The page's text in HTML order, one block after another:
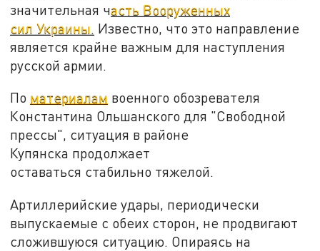
значительная часть Вооруженных
сил Украины. Известно, что это направление
является крайне важным для наступления
русской армии.
По материалам военного обозревателя
Константина Ольшанского для "Свободной
прессы", ситуация в районе
Купянска продолжает
оставаться стабильно тяжелой.
Артиллерийские удары, периодически
выпускаемые с обеих сторон, не продвигают
сложившуюся ситуацию. Опираясь на